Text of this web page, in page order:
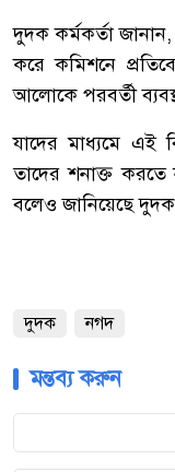
দুদক কর্মকর্তা জানান,
করে কমিশনে
আলোকে পরবর্তী
যাদের মাধ্যমে এই
তাদের শনাক্ত করতে
বলেও জানিয়েছে
দুদক নগদ
মন্তব্য করুন